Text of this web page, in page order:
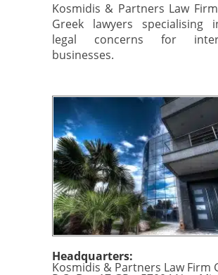
Kosmidis & Partners Law
Greek lawyers specialising
legal concerns for
businesses.
Headquarters:
Kosmidis & Partners Law Firm